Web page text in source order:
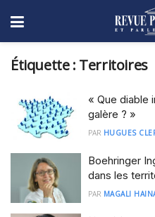
Étiquette : Territoires
« Que diable
galère ? »
PAR HUGUES
Boehringer
dans les
PAR MAGALI